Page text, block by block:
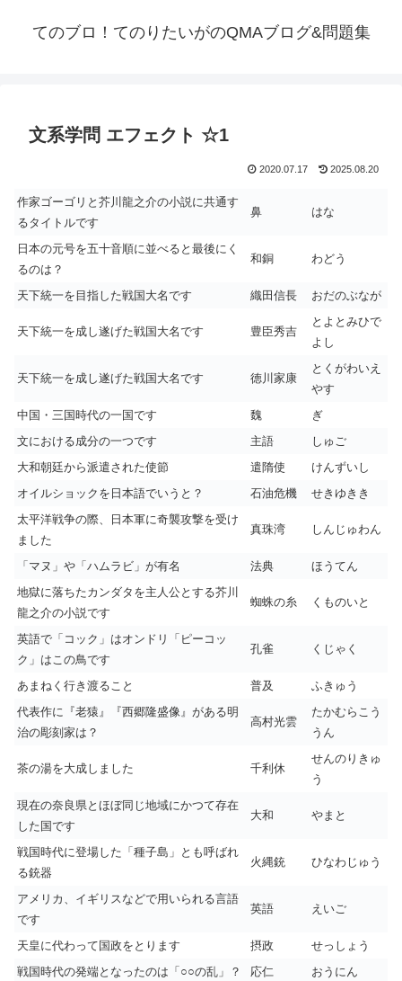
てのブロ！てのりたいがのQMAブログ&問題集
文系学問 エフェクト ☆1
2020.07.17 2025.08.20
作家ゴーゴリと芥川龍之介の小説に共通す
るタイトルです
鼻 はな
日本の元号を五十音順に並べると最後にく
るのは？
和銅 わどう
天下統一を目指した戦国大名です 織田信長 おだのぶなが
天下統一を成し遂げた戦国大名です 豊臣秀吉
とよとみひで
よし
天下統一を成し遂げた戦国大名です 徳川家康
とくがわいえ
やす
中国・三国時代の一国です
魏
ぎ
文における成分の一つです
主語
しゅご
大和朝廷から派遣された使節
遣隋使
けんずいし
オイルショックを日本語でいうと？
石油危機
せきゆきき
太平洋戦争の際、日本軍に奇襲攻撃を受け
ました
真珠湾 しんじゅわん
「マヌ」や「ハムラビ」が有名 法典
ほうてん
地獄に落ちたカンダタを主人公とする芥川
龍之介の小説です
蜘蛛の糸 くものいと
英語で「コック」はオンドリ「ピーコッ
ク」はこの鳥です
孔雀 くじゃく
あまねく行き渡ること 普及
ふきゅう
代表作に『老猿』『西郷隆盛像』がある明
治の彫刻家は？
高村光雲
たかむらこう
うん
茶の湯を大成しました 千利休
せんのりきゅ
う
現在の奈良県とほぼ同じ地域にかつて存在
した国です
大和 やまと
戦国時代に登場した「種子島」とも呼ばれ
る銃器
火縄銃 ひなわじゅう
アメリカ、イギリスなどで用いられる言語
です
英語 えいご
天皇に代わって国政をとります 摂政
せっしょう
戦国時代の発端となったのは「○○の乱」？
応仁
おうにん